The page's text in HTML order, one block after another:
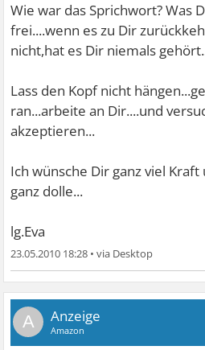
Wie war das Sprichwort? Was
frei....wenn es zu Dir
nicht,hat es Dir niemals
Lass den Kopf nicht
ran...arbeite an Dir....und
akzeptieren...
Ich wünsche Dir ganz viel
ganz dolle...
lg.Eva
23.05.2010 18:28 •
A